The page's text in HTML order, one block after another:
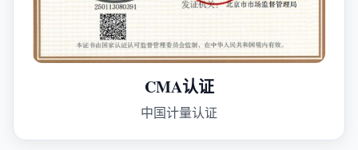
CMA认证
中国计量认证